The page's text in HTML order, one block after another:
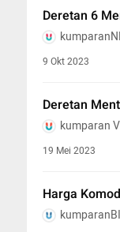
Deretan 6
9 Okt 2023
Deretan
kumparan
19 Mei 2023
Harga